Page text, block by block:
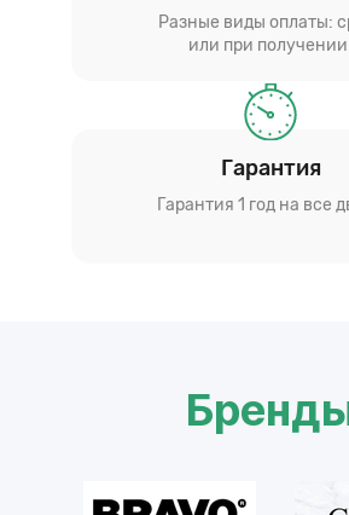
Разные виды оплаты:
или при
Гарантия
Гарантия 1 год на все